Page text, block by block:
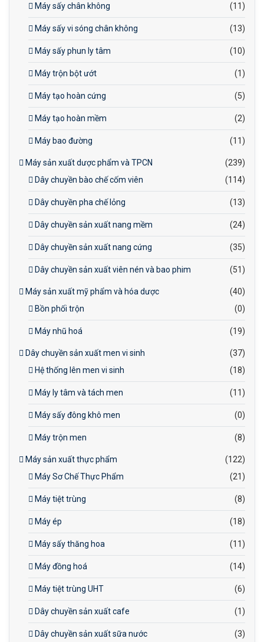
Máy sấy chân không (11)
Máy sấy vi sóng chân không (13)
Máy sấy phun ly tâm (10)
Máy trộn bột ướt (1)
Máy tạo hoàn cứng (5)
Máy tạo hoàn mềm (2)
Máy bao đường (11)
Máy sản xuất dược phẩm và TPCN
(239)
Dây chuyền bào chế cốm viên
(114)
Dây chuyền pha chế lỏng (13)
Dây chuyền sản xuất nang mềm (24)
Dây chuyền sản xuất nang cứng (35)
Dây chuyền sản xuất viên nén và bao phim (51)
Máy sản xuất mỹ phẩm và hóa dược
(40)
Bồn phối trộn
(0)
Máy nhũ hoá (19)
Dây chuyền sản xuất men vi sinh
(37)
Hệ thống lên men vi sinh
(18)
Máy ly tâm và tách men (11)
Máy sấy đông khô men (0)
Máy trộn men (8)
Máy sản xuất thực phẩm
(122)
Máy Sơ Chế Thực Phẩm
(21)
Máy tiệt trùng (8)
Máy ép (18)
Máy sấy thăng hoa (11)
Máy đồng hoá (14)
Máy tiệt trùng UHT (6)
Dây chuyền sản xuất cafe (1)
Dây chuyền sản xuất sữa nước (3)